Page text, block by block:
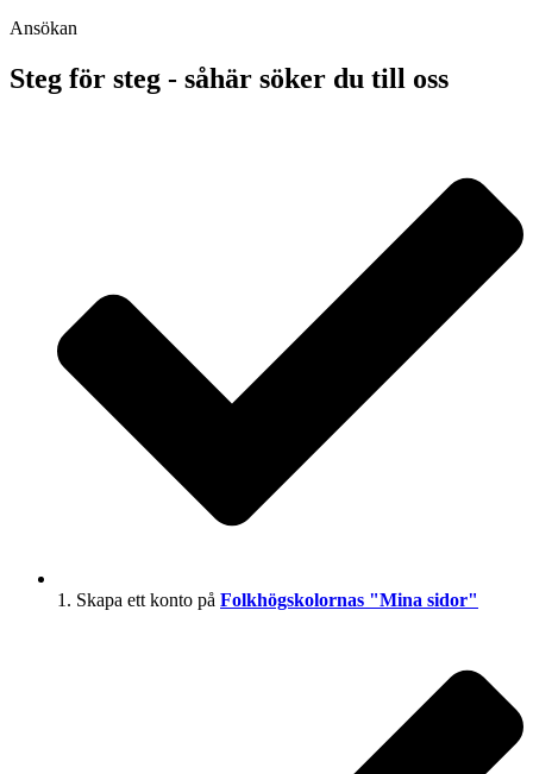
Ansökan
Steg för steg - såhär söker du till oss
1. Skapa ett konto på Folkhögskolornas "Mina sidor"